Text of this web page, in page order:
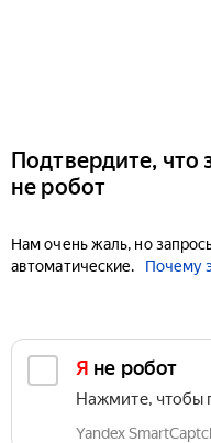
Подтвердите, что
не робот
Нам очень жаль, но
автоматические.
Почему
Я не робот
Нажмите, чтобы
Yandex